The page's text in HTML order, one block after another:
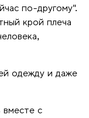
по-другому".
крой плеча
одежду и даже
вместе с